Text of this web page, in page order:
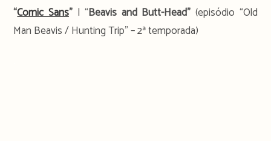
“Comic Sans” | “Beavis and Butt-Head”(episódio “Old
Man Beavis / Hunting Trip” – 2ª temporada)